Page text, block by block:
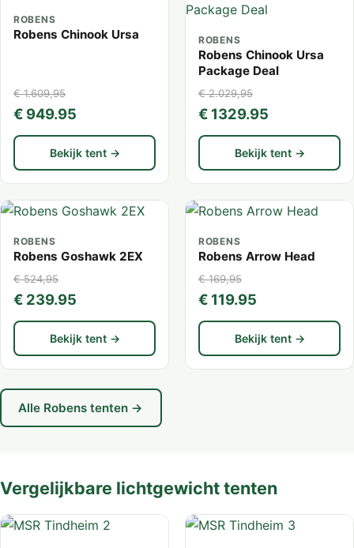
ROBENS
Robens Chinook Ursa
€ 1.609,95
€ 949.95
Bekijk tent →
ROBENS
Robens Chinook Ursa
Package Deal
€ 2.029,95
€ 1329.95
Bekijk tent →
ROBENS
Robens Goshawk 2EX
€ 524,95
€ 239.95
Bekijk tent →
ROBENS
Robens Arrow Head
€ 169,95
€ 119.95
Bekijk tent →
Alle Robens tenten →
Vergelijkbare lichtgewicht tenten